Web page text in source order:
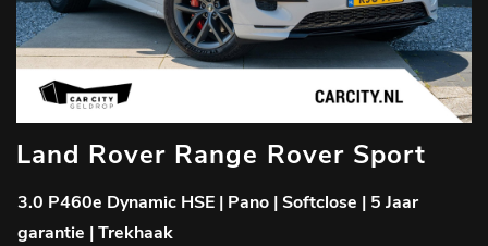
Land Rover Range Rover Sport
3.0 P460e Dynamic HSE | Pano | Softclose | 5 Jaar
garantie | Trekhaak